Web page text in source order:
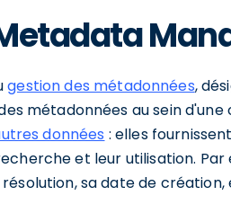
gestion des métadonnées,
métadonnées au sein d'une
données : elles
et leur utilisation.
sa date de création,